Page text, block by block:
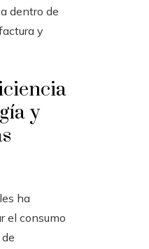
dentro de
y
y
ha
el consumo